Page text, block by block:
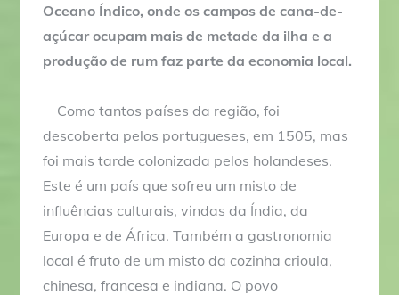
Oceano Índico, onde os campos de cana-de-
açúcar ocupam mais de metade da ilha e a
produção de rum faz parte da economia local.
Como tantos países da região, foi
descoberta pelos portugueses, em 1505, mas
foi mais tarde colonizada pelos holandeses.
Este é um país que sofreu um misto de
influências culturais, vindas da Índia, da
Europa e de África. Também a gastronomia
local é fruto de um misto da cozinha crioula,
chinesa, francesa e indiana. O povo